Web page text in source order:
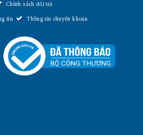
Chính sách đổi trả
tin Thông tin chuyển khoản